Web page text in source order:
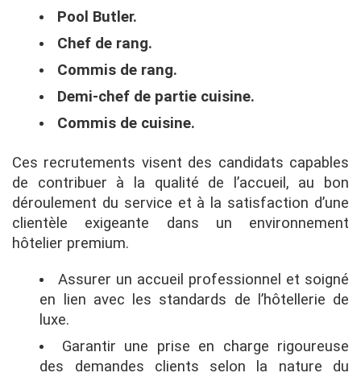
Pool Butler.
Chef de rang.
Commis de rang.
Demi-chef de partie cuisine.
Commis de cuisine.
Ces recrutements visent des candidats capables
de contribuer à la qualité de l’accueil, au bon
déroulement du service et à la satisfaction d’une
clientèle exigeante dans un environnement
hôtelier premium.
Assurer un accueil professionnel et soigné
en lien avec les standards de l’hôtellerie de
luxe.
Garantir une prise en charge rigoureuse
des demandes clients selon la nature du